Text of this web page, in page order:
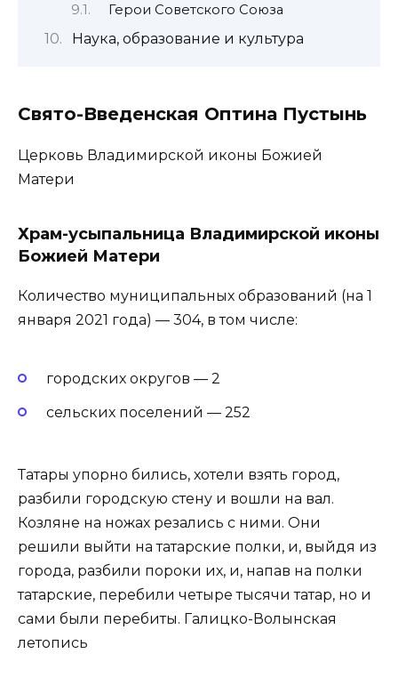
Герои Советского Союза
Наука, образование и культура
Свято-Введенская Оптина Пустынь
Церковь Владимирской иконы Божией
Матери
Храм-усыпальница Владимирской иконы
Божией Матери
Количество муниципальных образований (на 1
января 2021 года) — 304, в том числе:
городских округов — 2
сельских поселений — 252
Татары упорно бились, хотели взять город,
разбили городскую стену и вошли на вал.
Козляне на ножах резались с ними. Они
решили выйти на татарские полки, и, выйдя из
города, разбили пороки их, и, напав на полки
татарские, перебили четыре тысячи татар, но и
сами были перебиты. Галицко-Волынская
летопись